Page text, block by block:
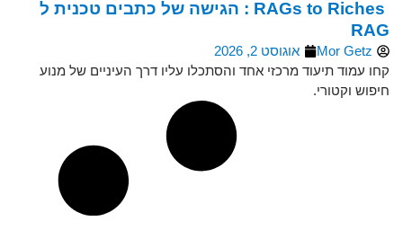
RAGs to Riches : הגישה של כתבים טכנית ל
RAG
Mor Getz
אוגוסט 2, 2026
קחו עמוד תיעוד מרכזי אחד והסתכלו עליו דרך העיניים של מנוע
חיפוש וקטורי.